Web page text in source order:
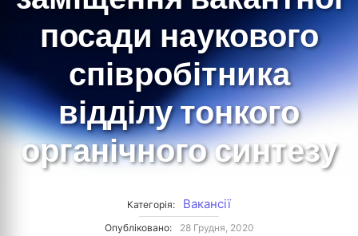
посади наукового
співробітника
відділу тонкого
органічного синтезу
Категорія: Вакансії
Опубліковано: 28 Грудня, 2020